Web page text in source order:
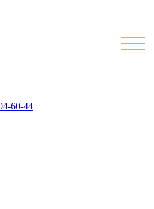
60-44